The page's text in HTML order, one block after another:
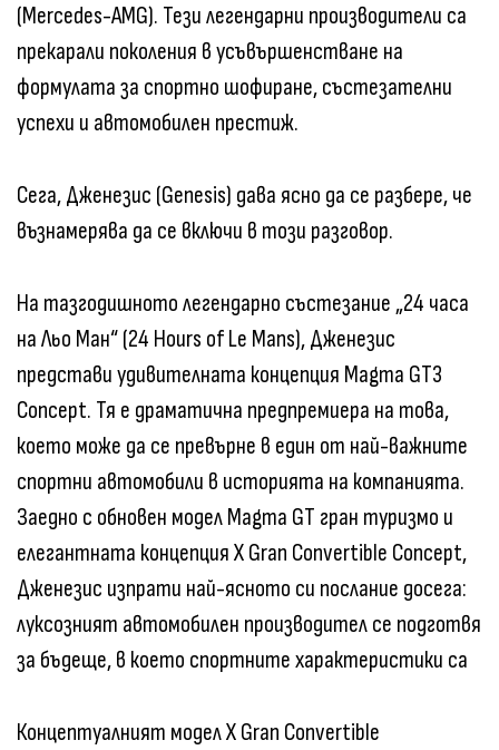
(Mercedes-AMG). Тези легендарни производители са
прекарали поколения в усъвършенстване на
формулата за спортно шофиране, състезателни
успехи и автомобилен престиж.
Сега, Дженезис (Genesis) дава ясно да се разбере, че
възнамерява да се включи в този разговор.
На тазгодишното легендарно състезание „24 часа
на Льо Ман“ (24 Hours of Le Mans), Дженезис
представи удивителната концепция Magma GT3
Concept. Тя е драматична предпремиера на това,
което може да се превърне в един от най-важните
спортни автомобили в историята на компанията.
Заедно с обновен модел Magma GT гран туризмо и
елегантната концепция X Gran Convertible Concept,
Дженезис изпрати най-ясното си послание досега:
луксозният автомобилен производител се подготвя
за бъдеще, в което спортните характеристики са
Концептуалният модел X Gran Convertible